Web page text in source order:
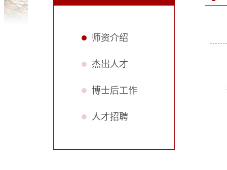
师资介绍
杰出人才
博士后工作
人才招聘